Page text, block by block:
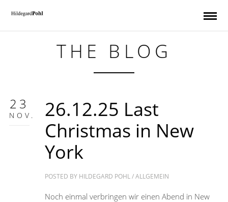
THE BLOG
23
NOV.
26.12.25 Last
Christmas in New
York
POSTED BY HILDEGARD POHL/ALLGEMEIN
Noch einmal verbringen wir einen Abend in New